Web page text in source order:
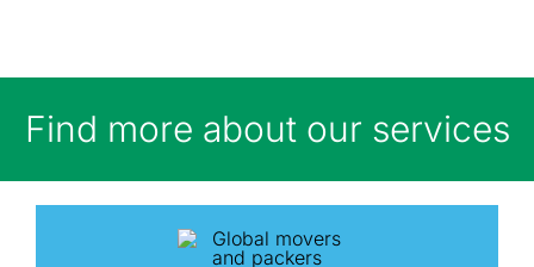
Find more about our services